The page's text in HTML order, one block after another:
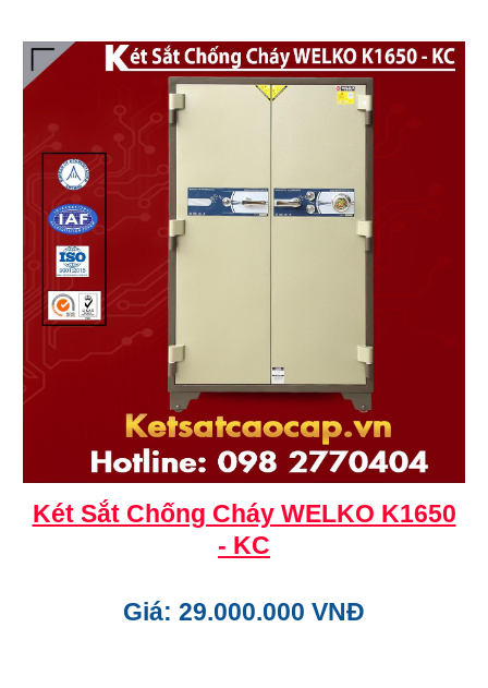
Két Sắt Chống Cháy WELKO K1650
- KC
Giá: 29.000.000 VNĐ